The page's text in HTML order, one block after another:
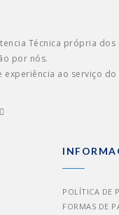
Técnica própria
por nós.
experiência ao serviço
POLÍTICA DE
FORMAS DE